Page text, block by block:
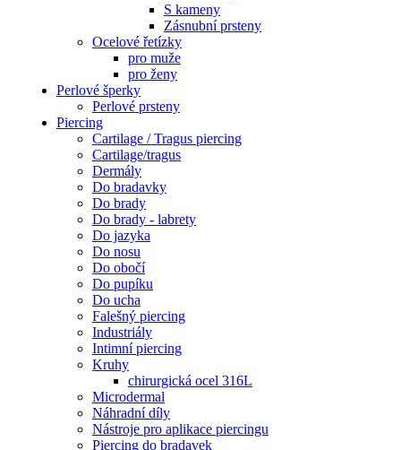
S kameny
Zásnubní prsteny
Ocelové řetízky
pro muže
pro ženy
Perlové šperky
Perlové prsteny
Piercing
Cartilage / Tragus piercing
Cartilage/tragus
Dermály
Do bradavky
Do brady
Do brady - labrety
Do jazyka
Do nosu
Do obočí
Do pupíku
Do ucha
Falešný piercing
Industriály
Intimní piercing
Kruhy
chirurgická ocel 316L
Microdermal
Náhradní díly
Nástroje pro aplikace piercingu
Piercing do bradavek